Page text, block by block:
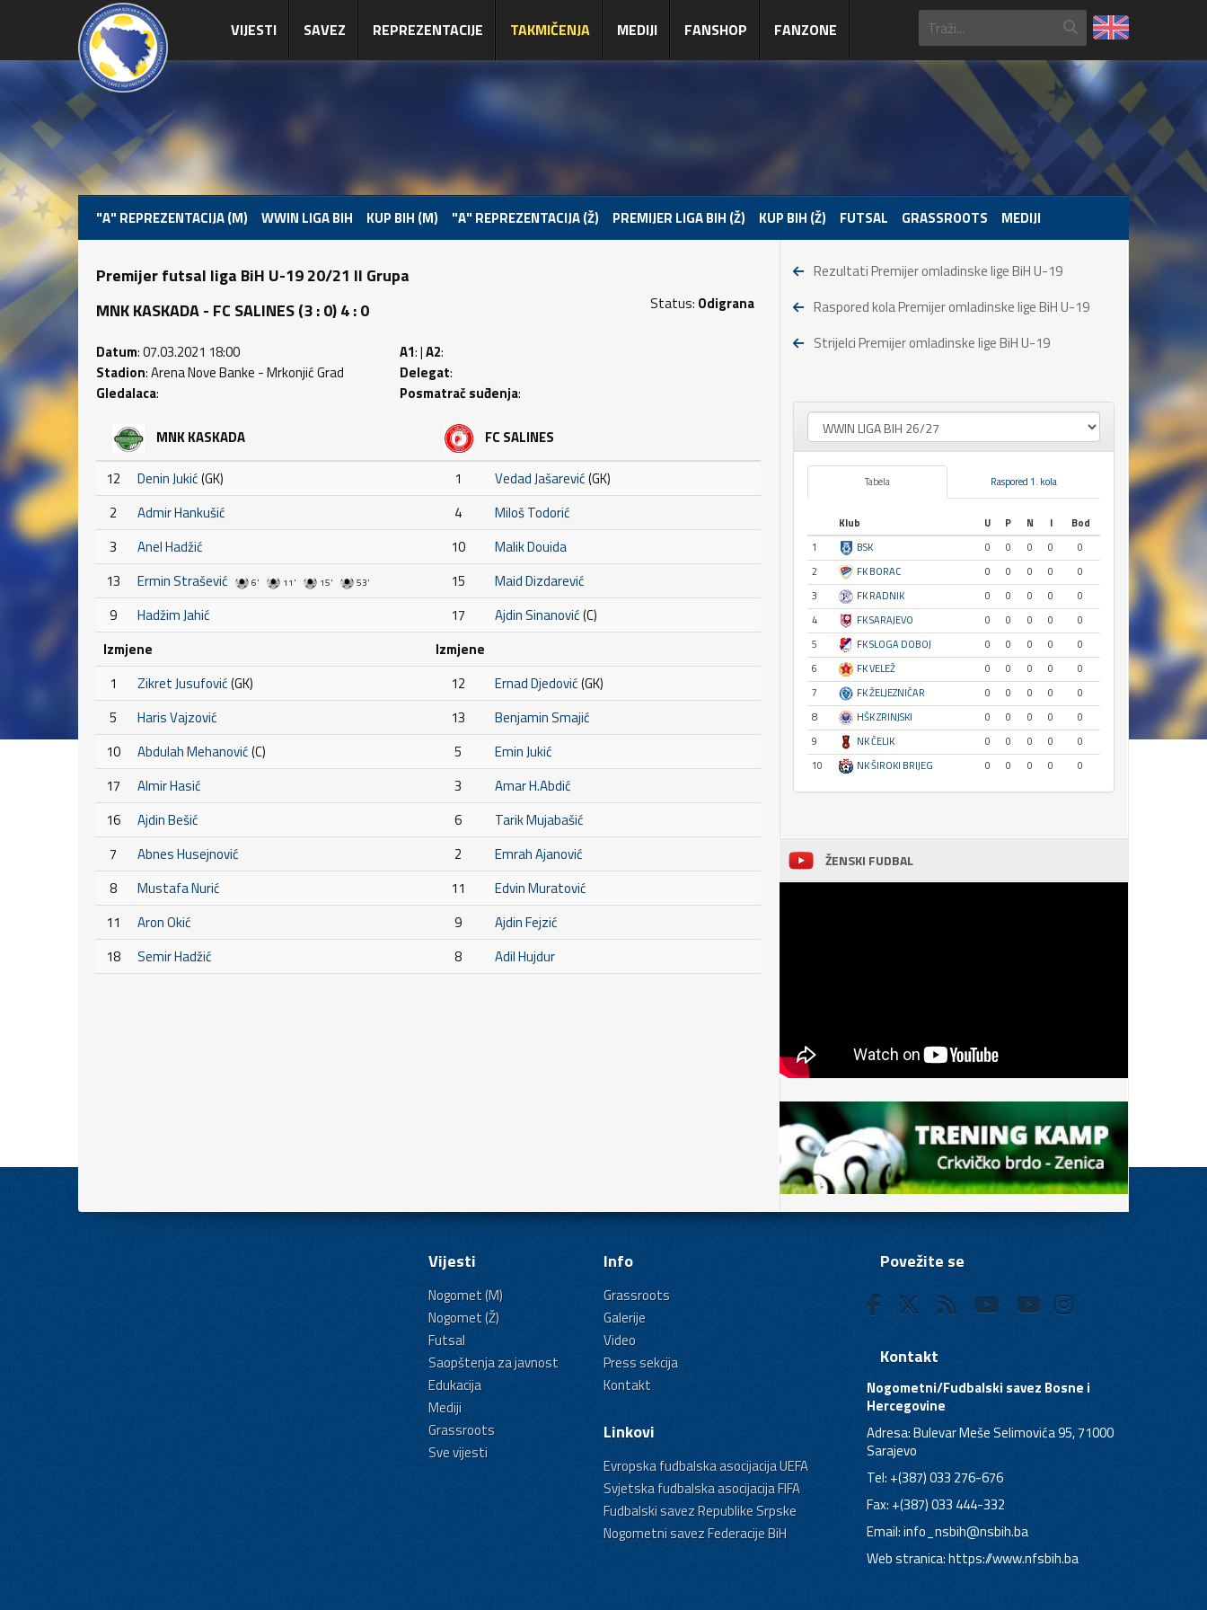
VIJESTI SAVEZ REPREZENTACIJE TAKMIČENJA MEDIJI FANSHOP FANZONE
"A" REPREZENTACIJA (M) WWIN LIGA BIH KUP BIH (M) "A" REPREZENTACIJA (Ž) PREMIJER LIGA BIH (Ž) KUP BIH (Ž) FUTSAL GRASSROOTS MEDIJI
Premijer futsal liga BiH U-19 20/21 II Grupa
MNK KASKADA - FC SALINES (3 : 0) 4 : 0
Status: Odigrana
Datum: 07.03.2021 18:00
Stadion: Arena Nove Banke - Mrkonjić Grad
Gledalaca:
A1: |A2:
Delegat:
Posmatrač suđenja:
MNK KASKADA
12 Denin Jukić(GK)
2
Admir Hankušić
3
Anel Hadžić
13
Ermin Strašević 6' 11' 15' 53'
9
Hadžim Jahić
Izmjene
1
Zikret Jusufović(GK)
5
Haris Vajzović
10
Abdulah Mehanović(C)
17
Almir Hasić
16
Ajdin Bešić
7
Abnes Husejnović
8
Mustafa Nurić
11
Aron Okić
18
Semir Hadžić
FC SALINES
1 Vedad Jašarević(GK)
4
Miloš Todorić
10
Malik Douida
15
Maid Dizdarević
17
Ajdin Sinanović(C)
Izmjene
12
Ernad Djedović(GK)
13
Benjamin Smajić
5
Emin Jukić
3
Amar H.Abdić
6
Tarik Mujabašić
2
Emrah Ajanović
11
Edvin Muratović
9
Ajdin Fejzić
8
Adil Hujdur
Rezultati Premijer omladinske lige BiH U-19
Raspored kola Premijer omladinske lige BiH U-19
Strijelci Premijer omladinske lige BiH U-19
Tabela Raspored 1. kola
Klub U P N I
Bod
1
BSK 0 0 0 0
0
2
FK BORAC 0 0 0 0
0
3
FK RADNIK 0 0 0 0
0
4
FK SARAJEVO 0 0 0 0
0
5
FK SLOGA DOBOJ 0 0 0 0
0
6
FK VELEŽ 0 0 0 0
0
7
FK ŽELJEZNIČAR 0 0 0 0
0
8
HŠK ZRINJSKI 0 0 0 0
0
9
NK ČELIK 0 0 0 0
0
10
NK ŠIROKI BRIJEG 0 0 0 0 0
ŽENSKI FUDBAL
Vijesti
Nogomet (M)
Nogomet (Ž)
Futsal
Saopštenja za javnost
Edukacija
Mediji
Grassroots
Sve vijesti
Info
Grassroots
Galerije
Video
Press sekcija
Kontakt
Linkovi
Evropska fudbalska asocijacija UEFA
Svjetska fudbalska asocijacija FIFA
Fudbalski savez Republike Srpske
Nogometni savez Federacije BiH
Povežite se
Kontakt
Nogometni/Fudbalski savez Bosne i
Hercegovine
Adresa: Bulevar Meše Selimovića 95, 71000
Sarajevo
Tel: +(387) 033 276-676
Fax: +(387) 033 444-332
Email:info_nsbih@nsbih.ba
Web stranica: https://www.nfsbih.ba